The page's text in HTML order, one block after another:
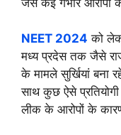
NEET 2024 को
मध्य प्रदेस तक जैसे
के मामले सुर्खियां
साथ कुछ ऐसे
लीक के आरोपों के